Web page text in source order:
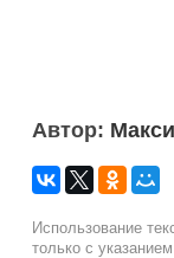
Автор:
Использование
только с указанием